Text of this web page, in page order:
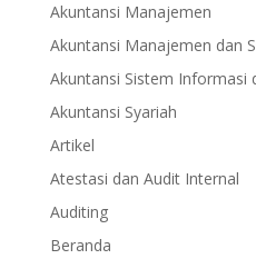
Akuntansi Manajemen
Akuntansi Manajemen dan
Akuntansi Sistem Informasi
Akuntansi Syariah
Artikel
Atestasi dan Audit Internal
Auditing
Beranda